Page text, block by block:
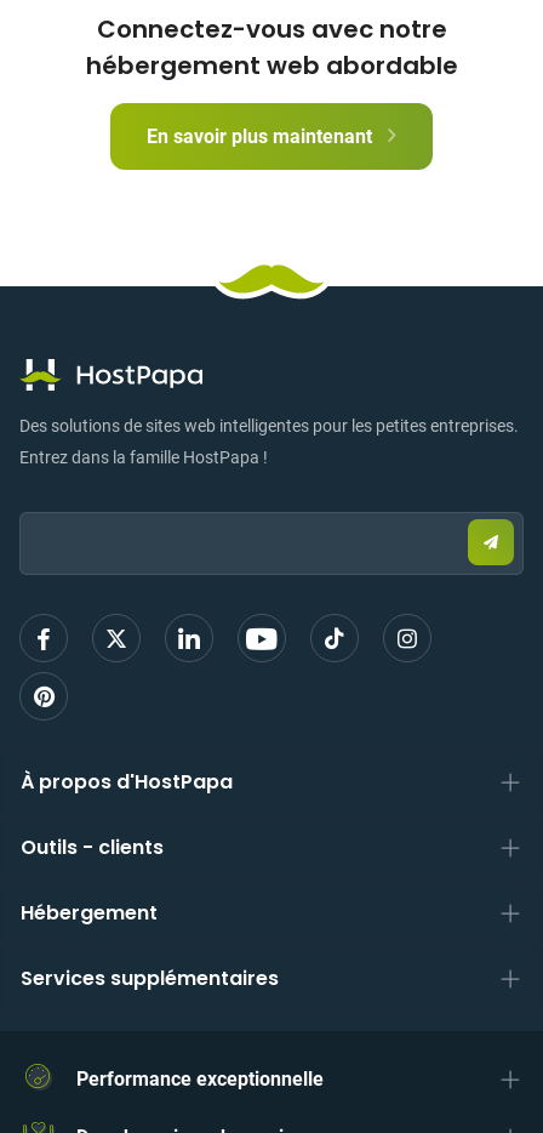
Connectez-vous avec notre
hébergement web abordable
En savoir plus maintenant
Des solutions de sites web intelligentes pour les petites entreprises.
Entrez dans la famille HostPapa !
Email:
un
mail
À propos d'HostPapa
Outils - clients
Hébergement
Services supplémentaires
Performance exceptionnelle